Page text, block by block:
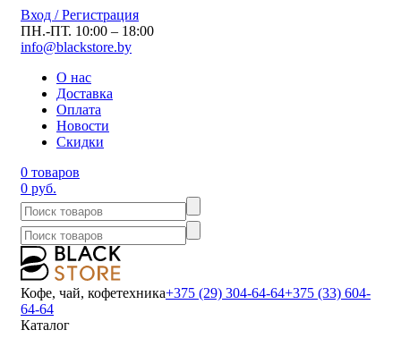
Вход / Регистрация
ПН.-ПТ. 10:00 – 18:00
info@blackstore.by
О нас
Доставка
Оплата
Новости
Скидки
0 товаров
0 руб.
Кофе, чай, кофетехника+375 (29) 304-64-64+375 (33) 604-
64-64
Каталог